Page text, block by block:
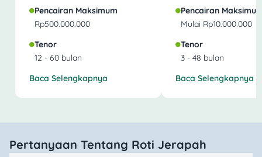
Pencairan Maksimum
Rp500.000.000
Tenor
12 - 60 bulan
Baca Selengkapnya
Pencairan
Mulai Rp10.000.000
Tenor
3 - 48 bulan
Baca Selengkapnya
Pertanyaan Tentang Roti Jerapah